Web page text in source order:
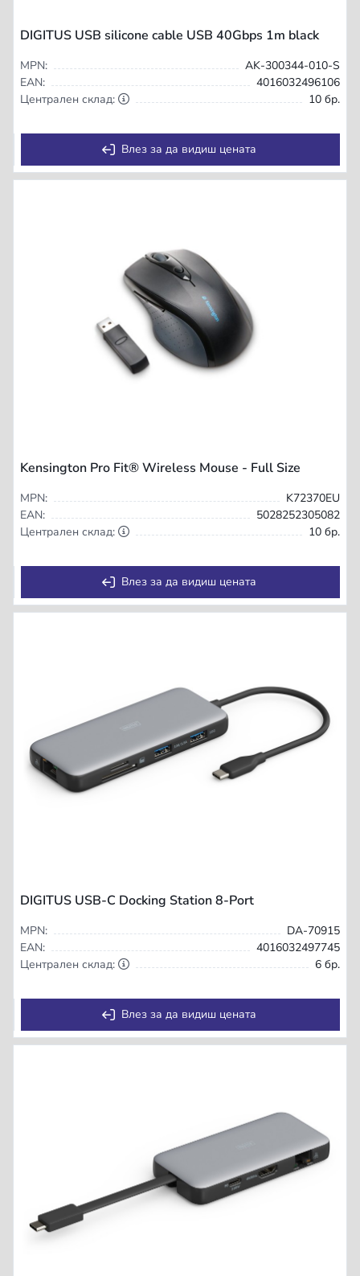
DIGITUS USB silicone cable USB 40Gbps 1m black
MPN:
AK-300344-010-S
EAN:
4016032496106
Централен склад:
10 бр.
Влез за да видиш цената
Kensington Pro Fit® Wireless Mouse - Full Size
MPN:
K72370EU
EAN:
5028252305082
Централен склад:
10 бр.
Влез за да видиш цената
DIGITUS USB-C Docking Station 8-Port
MPN:
DA-70915
EAN:
4016032497745
Централен склад:
6 бр.
Влез за да видиш цената